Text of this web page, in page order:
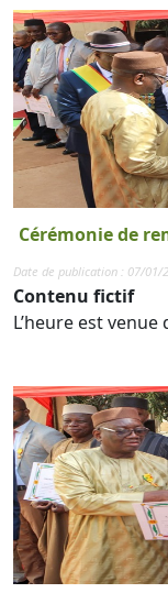
Cérémonie de
Date de publication : 07/01/
Contenu fictif
L’heure est